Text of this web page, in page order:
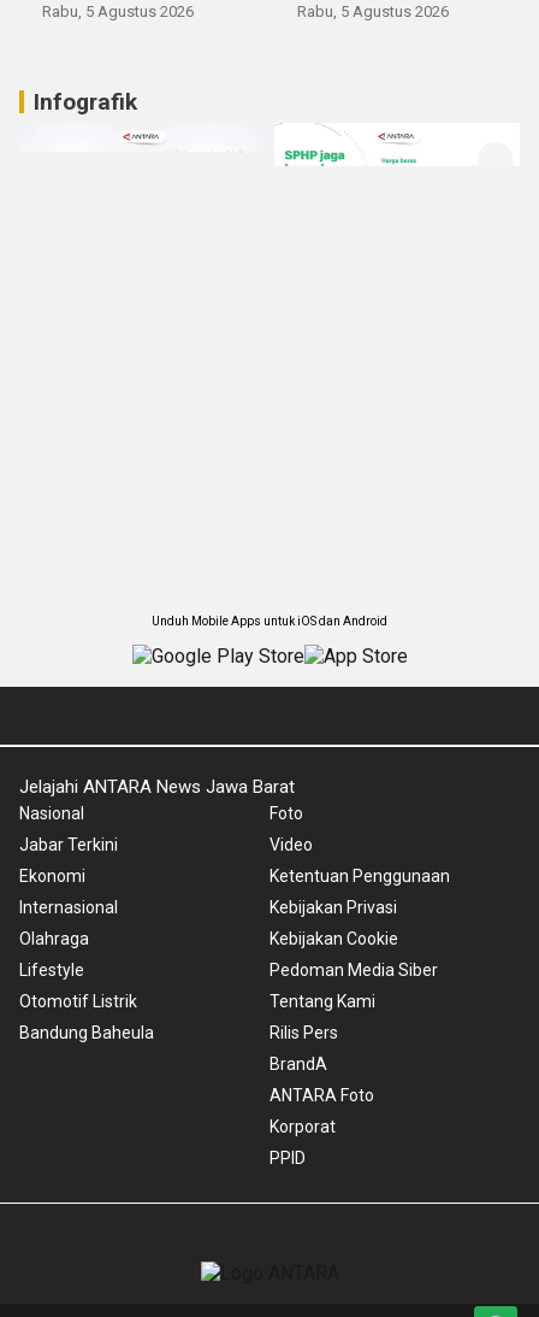
Rabu, 5 Agustus 2026 Rabu, 5 Agustus 2026
Infografik
Unduh Mobile Apps untuk iOS dan Android
Jelajahi ANTARA News Jawa Barat
Nasional
Jabar Terkini
Ekonomi
Internasional
Olahraga
Lifestyle
Otomotif Listrik
Bandung Baheula
Foto
Video
Ketentuan Penggunaan
Kebijakan Privasi
Kebijakan Cookie
Pedoman Media Siber
Tentang Kami
Rilis Pers
BrandA
ANTARA Foto
Korporat
PPID